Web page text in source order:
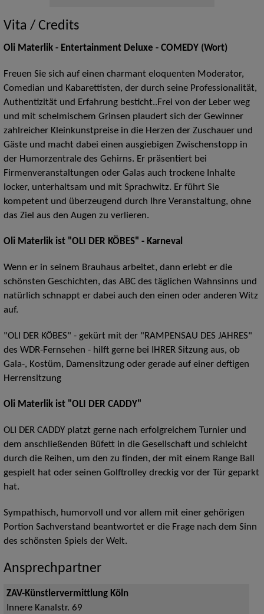
Vita / Credits
Oli Materlik - Entertainment Deluxe - COMEDY (Wort)
Freuen Sie sich auf einen charmant eloquenten Moderator,
Comedian und Kabarettisten, der durch seine Professionalität,
Authentizität und Erfahrung besticht..Frei von der Leber weg
und mit schelmischem Grinsen plaudert sich der Gewinner
zahlreicher Kleinkunstpreise in die Herzen der Zuschauer und
Gäste und macht dabei einen ausgiebigen Zwischenstopp in
der Humorzentrale des Gehirns. Er präsentiert bei
Firmenveranstaltungen oder Galas auch trockene Inhalte
locker, unterhaltsam und mit Sprachwitz. Er führt Sie
kompetent und überzeugend durch Ihre Veranstaltung, ohne
das Ziel aus den Augen zu verlieren.
Oli Materlik ist "OLI DER KÖBES" - Karneval
Wenn er in seinem Brauhaus arbeitet, dann erlebt er die
schönsten Geschichten, das ABC des täglichen Wahnsinns und
natürlich schnappt er dabei auch den einen oder anderen Witz
auf.
"OLI DER KÖBES" - gekürt mit der "RAMPENSAU DES JAHRES"
des WDR-Fernsehen - hilft gerne bei IHRER Sitzung aus, ob
Gala-, Kostüm, Damensitzung oder gerade auf einer deftigen
Herrensitzung
Oli Materlik ist "OLI DER CADDY"
OLI DER CADDY platzt gerne nach erfolgreichem Turnier und
dem anschließenden Büfett in die Gesellschaft und schleicht
durch die Reihen, um den zu finden, der mit einem Range Ball
gespielt hat oder seinen Golftrolley dreckig vor der Tür geparkt
hat.
Sympathisch, humorvoll und vor allem mit einer gehörigen
Portion Sachverstand beantwortet er die Frage nach dem Sinn
des schönsten Spiels der Welt.
Ansprechpartner
ZAV-Künstlervermittlung Köln
Innere Kanalstr. 69